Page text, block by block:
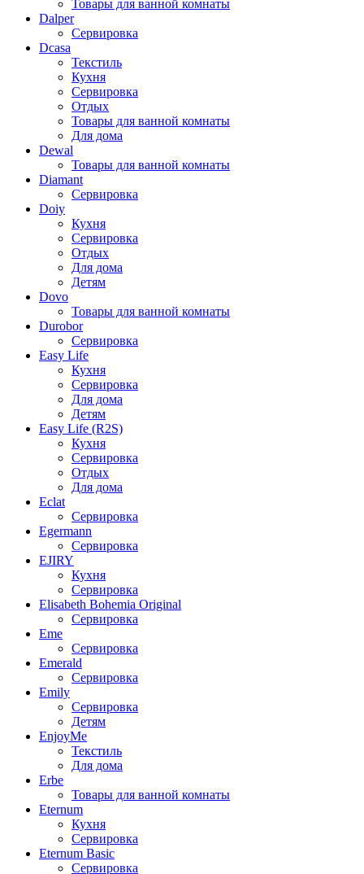
Товары для ванной комнаты
Dalper
Сервировка
Dcasa
Текстиль
Кухня
Сервировка
Отдых
Товары для ванной комнаты
Для дома
Dewal
Товары для ванной комнаты
Diamant
Сервировка
Doiy
Кухня
Сервировка
Отдых
Для дома
Детям
Dovo
Товары для ванной комнаты
Durobor
Сервировка
Easy Life
Кухня
Сервировка
Для дома
Детям
Easy Life (R2S)
Кухня
Сервировка
Отдых
Для дома
Eclat
Сервировка
Egermann
Сервировка
EJIRY
Кухня
Сервировка
Elisabeth Bohemia Original
Сервировка
Eme
Сервировка
Emerald
Сервировка
Emily
Сервировка
Детям
EnjoyMe
Текстиль
Для дома
Erbe
Товары для ванной комнаты
Eternum
Кухня
Сервировка
Eternum Basic
Сервировка